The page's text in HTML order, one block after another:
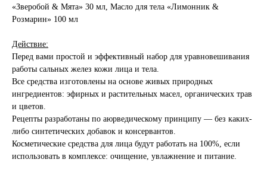
«Зверобой & Мята» 30 мл, Масло для тела «Лимонник &
Розмарин» 100 мл
Действие:
Перед вами простой и эффективный набор для уравновешивания
работы сальных желез кожи лица и тела.
Все средства изготовлены на основе живых природных
ингредиентов: эфирных и растительных масел, органических трав
и цветов.
Рецепты разработаны по аюрведическому принципу — без каких-
либо синтетических добавок и консервантов.
Косметические средства для лица будут работать на 100%, если
использовать в комплексе: очищение, увлажнение и питание.